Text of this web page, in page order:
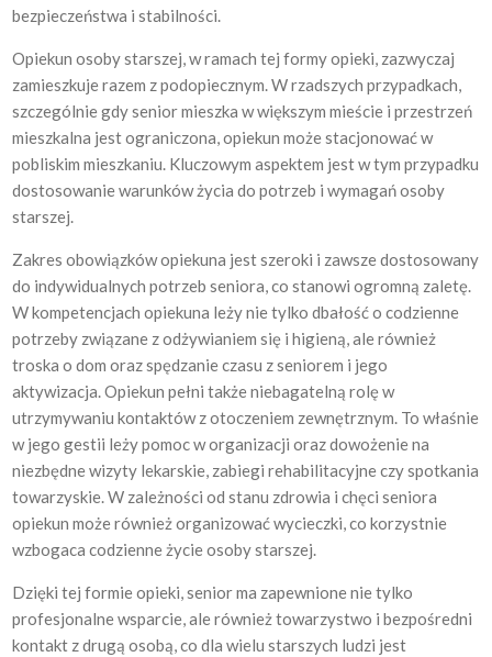
bezpieczeństwa i stabilności.
Opiekun osoby starszej, w ramach tej formy opieki, zazwyczaj
zamieszkuje razem z podopiecznym. W rzadszych przypadkach,
szczególnie gdy senior mieszka w większym mieście i przestrzeń
mieszkalna jest ograniczona, opiekun może stacjonować w
pobliskim mieszkaniu. Kluczowym aspektem jest w tym przypadku
dostosowanie warunków życia do potrzeb i wymagań osoby
starszej.
Zakres obowiązków opiekuna jest szeroki i zawsze dostosowany
do indywidualnych potrzeb seniora, co stanowi ogromną zaletę.
W kompetencjach opiekuna leży nie tylko dbałość o codzienne
potrzeby związane z odżywianiem się i higieną, ale również
troska o dom oraz spędzanie czasu z seniorem i jego
aktywizacja. Opiekun pełni także niebagatelną rolę w
utrzymywaniu kontaktów z otoczeniem zewnętrznym. To właśnie
w jego gestii leży pomoc w organizacji oraz dowożenie na
niezbędne wizyty lekarskie, zabiegi rehabilitacyjne czy spotkania
towarzyskie. W zależności od stanu zdrowia i chęci seniora
opiekun może również organizować wycieczki, co korzystnie
wzbogaca codzienne życie osoby starszej.
Dzięki tej formie opieki, senior ma zapewnione nie tylko
profesjonalne wsparcie, ale również towarzystwo i bezpośredni
kontakt z drugą osobą, co dla wielu starszych ludzi jest